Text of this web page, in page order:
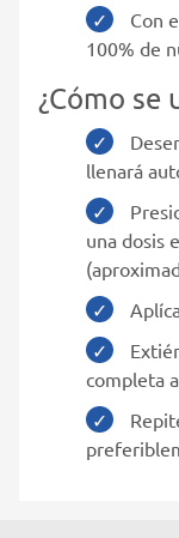
Con
100% de
¿Cómo se
llenará
una dosis
completa